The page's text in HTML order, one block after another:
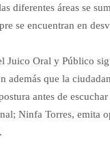
diferentes áreas se
se encuentran en
Juico Oral y Público
además que la
antes de
Ninfa Torres, emita